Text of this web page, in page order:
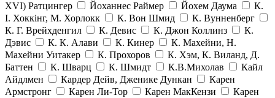
ХVI) Ратцингер
Йоханнес Раймер Йохем Даума
К.
І. Хоккінг, М. Хорлокк
К. Вон Шмид
К. Вунненберг
К. Г. Врейхденгил
К. Девис К. Джон Коллинз
К.
Дэвис
К. К. Алави К. Кинер
К. Махейни, Н.
Махейни Уитакер
К. Прохоров
К. Хэм, К. Виланд, Д.
Баттен
К. Шварц К. Шмидт К.В.Михолав
Кайл
Айдлмен
Кардер Дейв, Дженике Дункан
Карен
Армстронг
Карен Ли-Тор Карен МакКензи
Карен